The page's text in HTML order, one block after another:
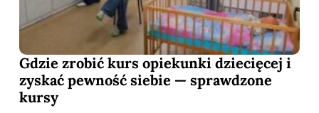
Gdzie zrobić kurs opiekunki dziecięcej i
zyskać pewność siebie — sprawdzone
kursy